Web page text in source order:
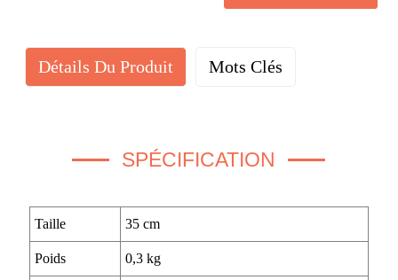
Détails Du Produit Mots Clés
SPÉCIFICATION
Taille 35 cm
Poids 0,3 kg